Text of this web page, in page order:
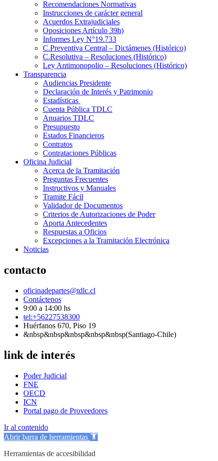
Recomendaciones Normativas
Instrucciones de carácter general
Acuerdos Extrajudiciales
Oposiciones Artículo 39h)
Informes Ley N°19.733
C.Preventiva Central – Dictámenes (Histórico)
C.Resolutiva – Resoluciones (Histórico)
Ley Antimonopolio – Resoluciones (Histórico)
Transparencia
Audiencias Presidente
Declaración de Interés y Patrimonio
Estadísticas
Cuenta Pública TDLC
Anuarios TDLC
Presupuesto
Estados Financieros
Contratos
Contrataciones Públicas
Oficina Judicial
Acerca de la Tramitación
Preguntas Frecuentes
Instructivos y Manuales
Tramite Fácil
Validador de Documentos
Criterios de Autorizaciones de Poder
Aporta Antecedentes
Respuestas a Oficios
Excepciones a la Tramitación Electrónica
Noticias
contacto
oficinadepartes@tdlc.cl
Contáctenos
9:00 a 14:00 hs
tel:+56227538300
Huérfanos 670, Piso 19
&nbsp&nbsp&nbsp&nbsp&nbsp(Santiago-Chile)
link de interés
Poder Judicial
FNE
OECD
ICN
Portal pago de Proveedores
Ir al contenido
Abrir barra de herramientas
Herramientas de accesibilidad